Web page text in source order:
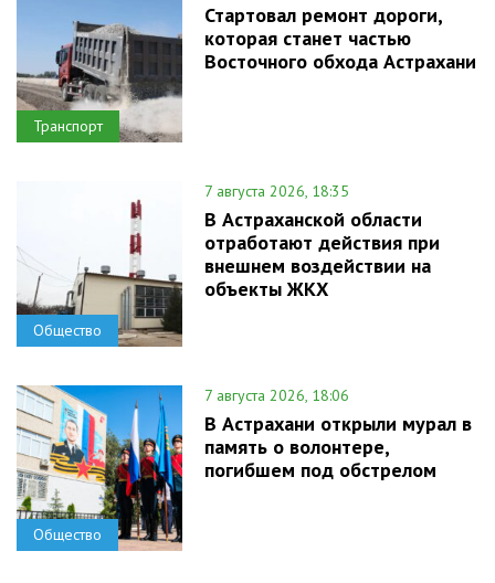
Транспорт
Стартовал ремонт дороги,
которая станет частью
Восточного обхода Астрахани
Общество
7 августа 2026, 18:35
В Астраханской области
отработают действия при
внешнем воздействии на
объекты ЖКХ
Общество
7 августа 2026, 18:06
В Астрахани открыли мурал в
память о волонтере,
погибшем под обстрелом